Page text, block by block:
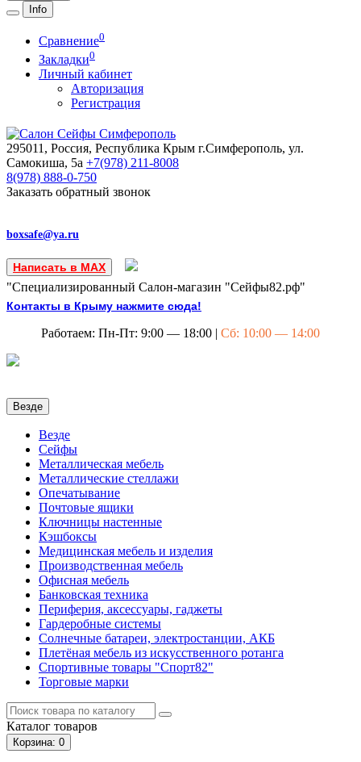
Info
Сравнение0
Закладки0
Личный кабинет
Авторизация
Регистрация
295011, Россия, Республика Крым г.Симферополь, ул.
Самокиша, 5а +7(978) 211-8008
8(978) 888-0-750
Заказать обратный звонок
boxsafe@ya.ru
Написать в MAX
"Специализированный Салон-магазин "Сейфы82.рф"
Контакты в Крыму нажмите сюда!
Работаем: Пн-Пт: 9:00 — 18:00 | Сб: 10:00 — 14:00
Везде
Везде
Сейфы
Металлическая мебель
Металлические стеллажи
Опечатывание
Почтовые ящики
Ключницы настенные
Кэшбоксы
Медицинская мебель и изделия
Производственная мебель
Офисная мебель
Банковская техника
Периферия, аксессуары, гаджеты
Гардеробные системы
Солнечные батареи, электростанции, АКБ
Плетёная мебель из искусственного ротанга
Спортивные товары "Спорт82"
Торговые марки
Каталог товаров
Корзина: 0